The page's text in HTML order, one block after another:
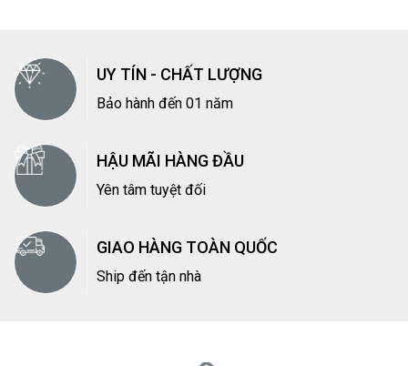
UY TÍN - CHẤT LƯỢNG
Bảo hành đến 01 năm
HẬU MÃI HÀNG ĐẦU
Yên tâm tuyệt đối
GIAO HÀNG TOÀN QUỐC
Ship đến tận nhà